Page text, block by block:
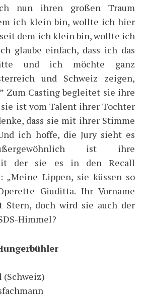
nun ihren großen Traum
ich klein bin, wollte ich hier
dem ich klein bin, wollte ich
glaube einfach, dass ich das
und ich möchte ganz
und Schweiz zeigen,
Zum Casting begleitet sie ihre
ist vom Talent ihrer Tochter
dass sie mit ihrer Stimme
ich hoffe, die Jury sieht es
ist ihre
der sie es in den Recall
„Meine Lippen, sie küssen so
Giuditta. Ihr Vorname
Stern, doch wird sie auch der
Himmel?